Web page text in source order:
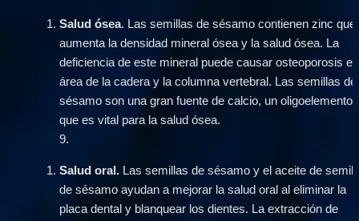
Salud ósea. Las semillas de sésamo contienen zinc que
aumenta la densidad mineral ósea y la salud ósea. La
deficiencia de este mineral puede causar osteoporosis
área de la cadera y la columna vertebral. Las semillas de
sésamo son una gran fuente de calcio, un oligoelemento
que es vital para la salud ósea.
9.
Salud oral. Las semillas de sésamo y el aceite de
de sésamo ayudan a mejorar la salud oral al eliminar la
placa dental y blanquear los dientes. La extracción de